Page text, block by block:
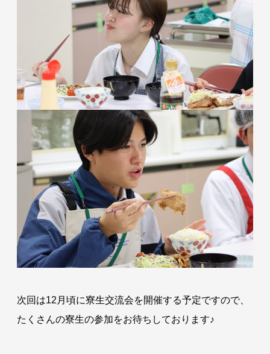
次回は12月頃に寮生交流会を開催する予定ですので、
たくさんの寮生の参加をお待ちしております♪